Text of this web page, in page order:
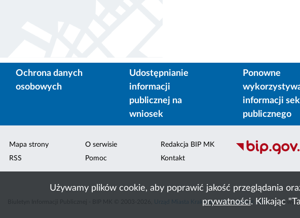
Używamy plików cookie, aby poprawić jakość przeglądania
prywatności. Klikając
Ochrona danych
osobowych
Udostępnianie
informacji
publicznej na
wniosek
Ponowne
informacji
publicznego
Mapa strony
RSS
O serwisie
Pomoc
Redakcja BIP MK
Kontakt
Urząd Miasta Krakowa,ACK Cyfronet AGHliczba